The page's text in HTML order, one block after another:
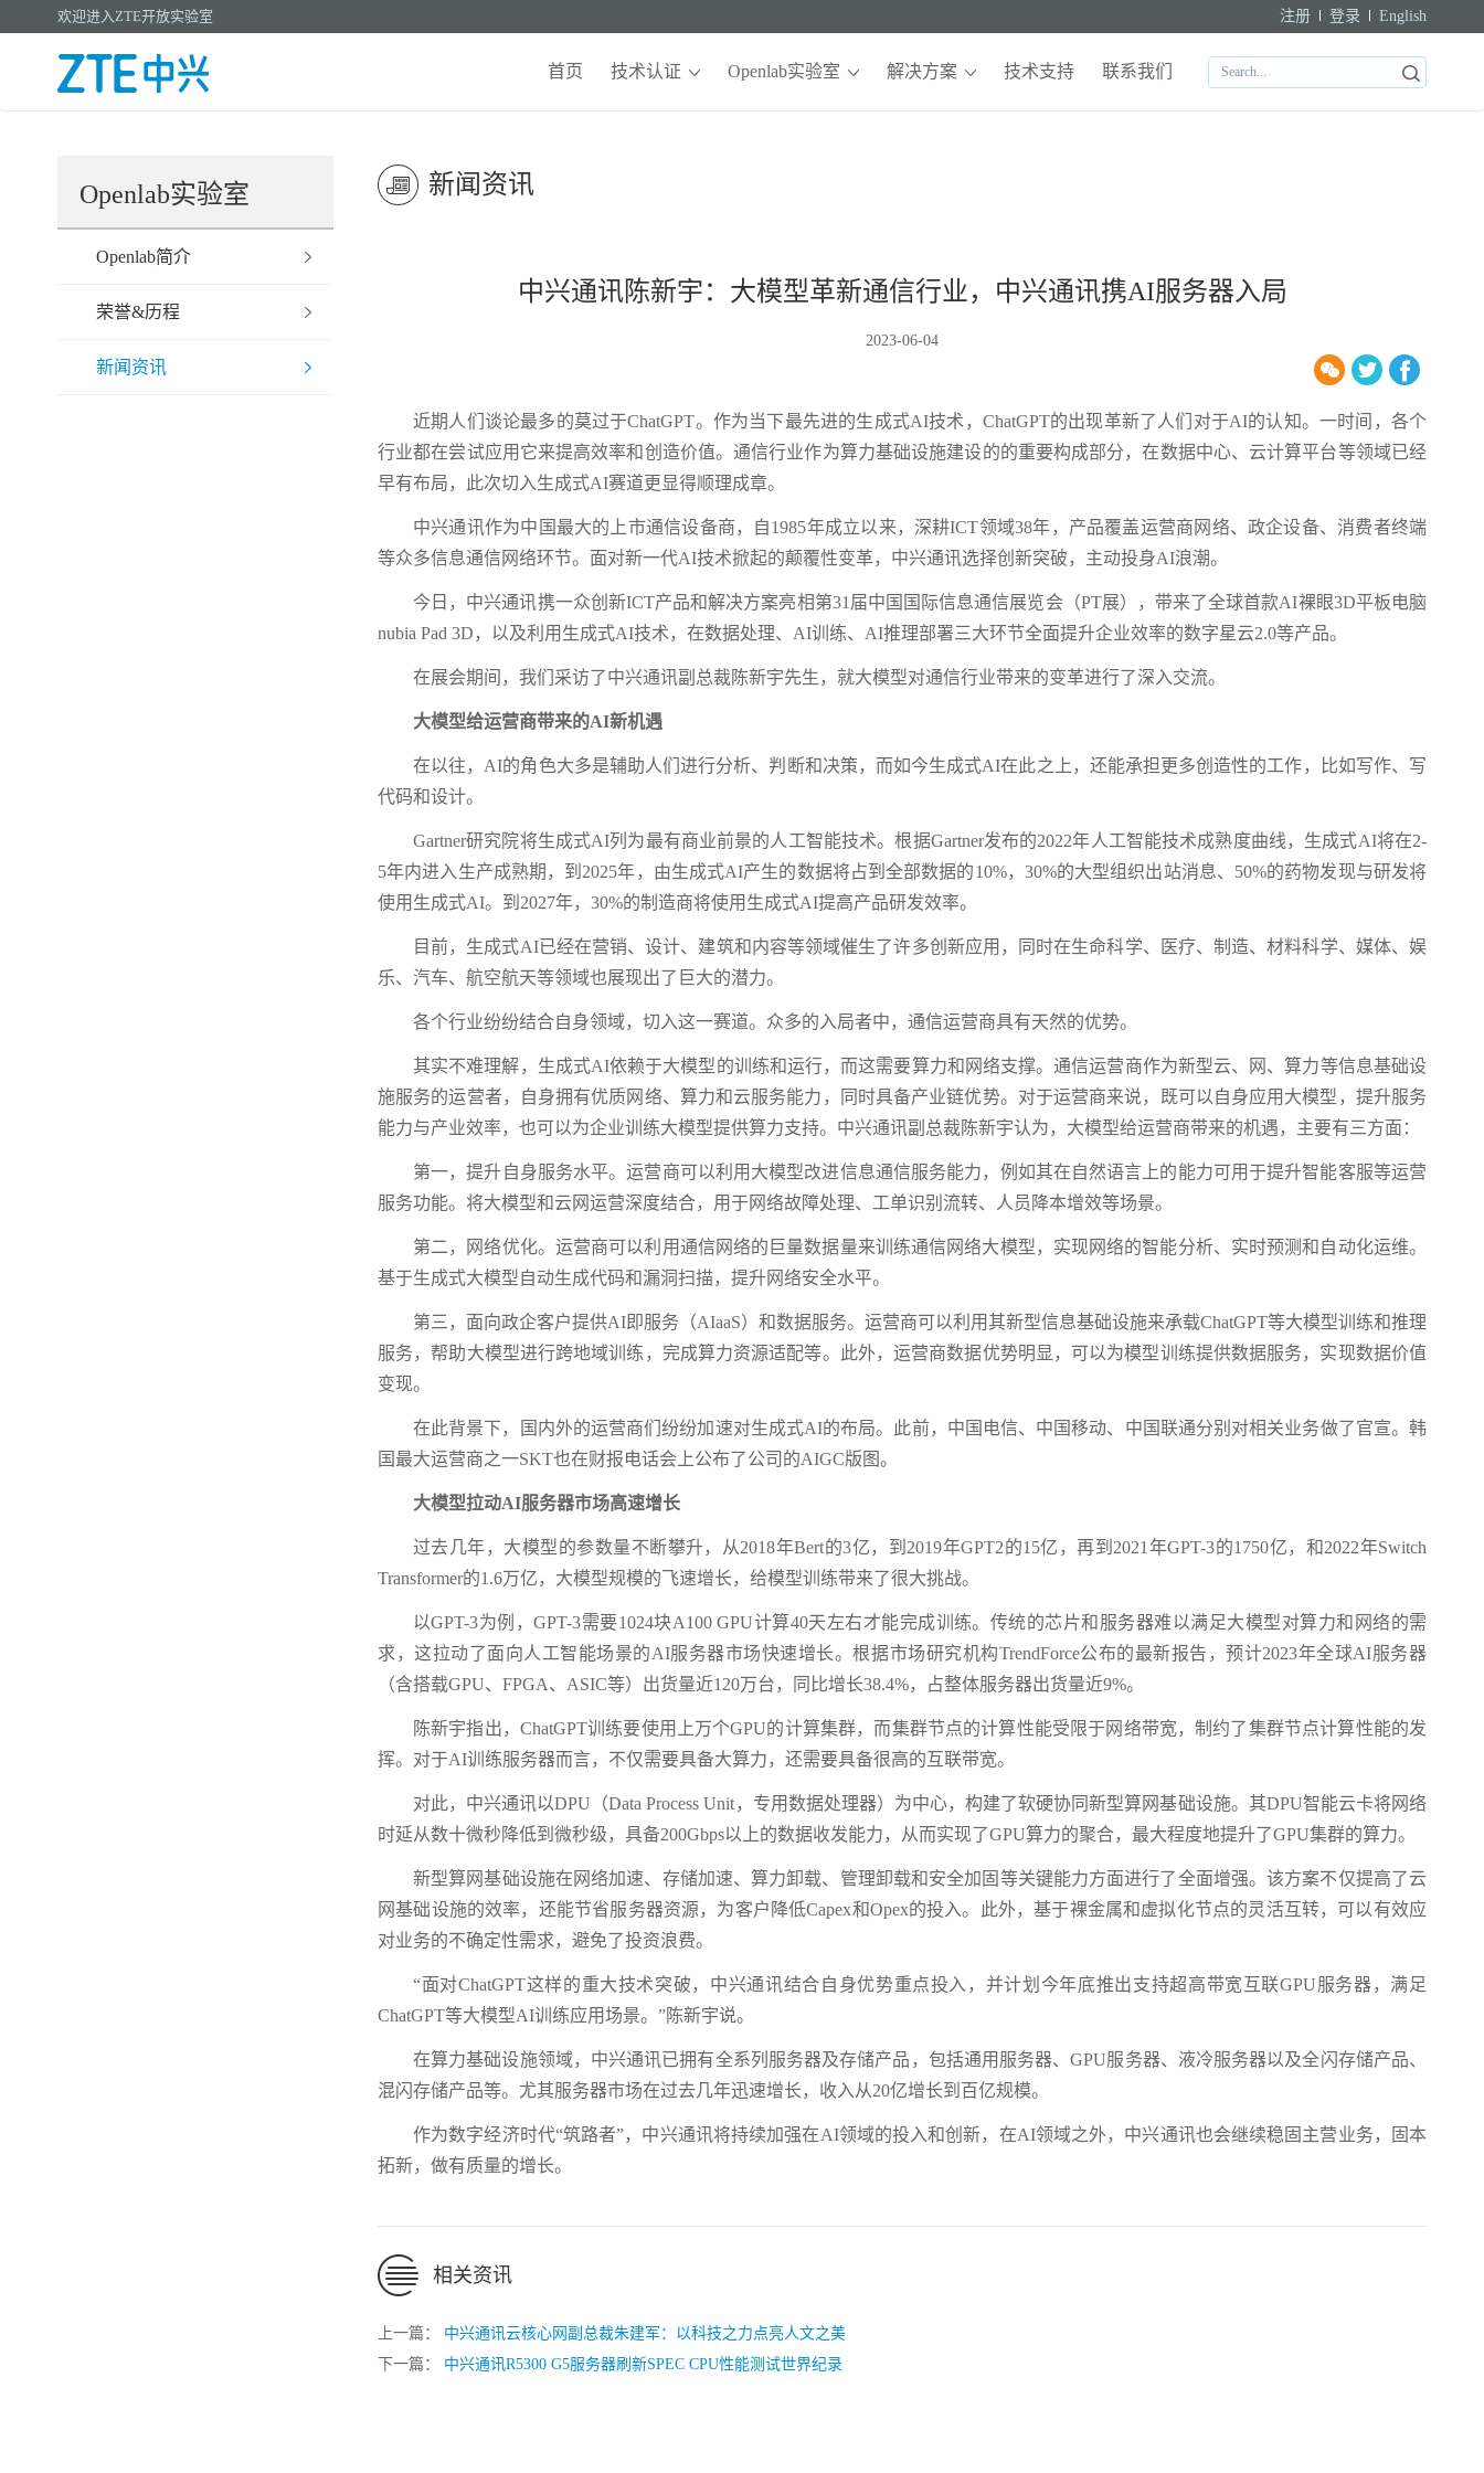
欢迎进入ZTE开放实验室 注册 登录 English
首页 技术认证 Openlab实验室 解决方案 技术支持 联系我们
Openlab实验室
Openlab简介
荣誉&历程
新闻资讯
新闻资讯
中兴通讯陈新宇：大模型革新通信行业，中兴通讯携AI服务器入局
2023-06-04
近期人们谈论最多的莫过于ChatGPT。作为当下最先进的生成式AI技术，ChatGPT的出现革新了人们对于AI的认知。一时间，各个
行业都在尝试应用它来提高效率和创造价值。通信行业作为算力基础设施建设的的重要构成部分，在数据中心、云计算平台等领域已经
早有布局，此次切入生成式AI赛道更显得顺理成章。
中兴通讯作为中国最大的上市通信设备商，自1985年成立以来，深耕ICT领域38年，产品覆盖运营商网络、政企设备、消费者终端
等众多信息通信网络环节。面对新一代AI技术掀起的颠覆性变革，中兴通讯选择创新突破，主动投身AI浪潮。
今日，中兴通讯携一众创新ICT产品和解决方案亮相第31届中国国际信息通信展览会（PT展），带来了全球首款AI裸眼3D平板电脑
nubia Pad 3D，以及利用生成式AI技术，在数据处理、AI训练、AI推理部署三大环节全面提升企业效率的数字星云2.0等产品。
在展会期间，我们采访了中兴通讯副总裁陈新宇先生，就大模型对通信行业带来的变革进行了深入交流。
大模型给运营商带来的AI新机遇
在以往，AI的角色大多是辅助人们进行分析、判断和决策，而如今生成式AI在此之上，还能承担更多创造性的工作，比如写作、写
代码和设计。
Gartner研究院将生成式AI列为最有商业前景的人工智能技术。根据Gartner发布的2022年人工智能技术成熟度曲线，生成式AI将在2-
5年内进入生产成熟期，到2025年，由生成式AI产生的数据将占到全部数据的10%，30%的大型组织出站消息、50%的药物发现与研发将
使用生成式AI。到2027年，30%的制造商将使用生成式AI提高产品研发效率。
目前，生成式AI已经在营销、设计、建筑和内容等领域催生了许多创新应用，同时在生命科学、医疗、制造、材料科学、媒体、娱
乐、汽车、航空航天等领域也展现出了巨大的潜力。
各个行业纷纷结合自身领域，切入这一赛道。众多的入局者中，通信运营商具有天然的优势。
其实不难理解，生成式AI依赖于大模型的训练和运行，而这需要算力和网络支撑。通信运营商作为新型云、网、算力等信息基础设
施服务的运营者，自身拥有优质网络、算力和云服务能力，同时具备产业链优势。对于运营商来说，既可以自身应用大模型，提升服务
能力与产业效率，也可以为企业训练大模型提供算力支持。中兴通讯副总裁陈新宇认为，大模型给运营商带来的机遇，主要有三方面：
第一，提升自身服务水平。运营商可以利用大模型改进信息通信服务能力，例如其在自然语言上的能力可用于提升智能客服等运营
服务功能。将大模型和云网运营深度结合，用于网络故障处理、工单识别流转、人员降本增效等场景。
第二，网络优化。运营商可以利用通信网络的巨量数据量来训练通信网络大模型，实现网络的智能分析、实时预测和自动化运维。
基于生成式大模型自动生成代码和漏洞扫描，提升网络安全水平。
第三，面向政企客户提供AI即服务（AIaaS）和数据服务。运营商可以利用其新型信息基础设施来承载ChatGPT等大模型训练和推理
服务，帮助大模型进行跨地域训练，完成算力资源适配等。此外，运营商数据优势明显，可以为模型训练提供数据服务，实现数据价值
变现。
在此背景下，国内外的运营商们纷纷加速对生成式AI的布局。此前，中国电信、中国移动、中国联通分别对相关业务做了官宣。韩
国最大运营商之一SKT也在财报电话会上公布了公司的AIGC版图。
大模型拉动AI服务器市场高速增长
过去几年，大模型的参数量不断攀升，从2018年Bert的3亿，到2019年GPT2的15亿，再到2021年GPT-3的1750亿，和2022年Switch
Transformer的1.6万亿，大模型规模的飞速增长，给模型训练带来了很大挑战。
以GPT-3为例，GPT-3需要1024块A100 GPU计算40天左右才能完成训练。传统的芯片和服务器难以满足大模型对算力和网络的需
求，这拉动了面向人工智能场景的AI服务器市场快速增长。根据市场研究机构TrendForce公布的最新报告，预计2023年全球AI服务器
（含搭载GPU、FPGA、ASIC等）出货量近120万台，同比增长38.4%，占整体服务器出货量近9%。
陈新宇指出，ChatGPT训练要使用上万个GPU的计算集群，而集群节点的计算性能受限于网络带宽，制约了集群节点计算性能的发
挥。对于AI训练服务器而言，不仅需要具备大算力，还需要具备很高的互联带宽。
对此，中兴通讯以DPU（Data Process Unit，专用数据处理器）为中心，构建了软硬协同新型算网基础设施。其DPU智能云卡将网络
时延从数十微秒降低到微秒级，具备200Gbps以上的数据收发能力，从而实现了GPU算力的聚合，最大程度地提升了GPU集群的算力。
新型算网基础设施在网络加速、存储加速、算力卸载、管理卸载和安全加固等关键能力方面进行了全面增强。该方案不仅提高了云
网基础设施的效率，还能节省服务器资源，为客户降低Capex和Opex的投入。此外，基于裸金属和虚拟化节点的灵活互转，可以有效应
对业务的不确定性需求，避免了投资浪费。
“面对ChatGPT这样的重大技术突破，中兴通讯结合自身优势重点投入，并计划今年底推出支持超高带宽互联GPU服务器，满足
ChatGPT等大模型AI训练应用场景。”陈新宇说。
在算力基础设施领域，中兴通讯已拥有全系列服务器及存储产品，包括通用服务器、GPU服务器、液冷服务器以及全闪存储产品、
混闪存储产品等。尤其服务器市场在过去几年迅速增长，收入从20亿增长到百亿规模。
作为数字经济时代“筑路者”，中兴通讯将持续加强在AI领域的投入和创新，在AI领域之外，中兴通讯也会继续稳固主营业务，固本
拓新，做有质量的增长。
相关资讯
上一篇： 中兴通讯云核心网副总裁朱建军：以科技之力点亮人文之美
下一篇： 中兴通讯R5300 G5服务器刷新SPEC CPU性能测试世界纪录